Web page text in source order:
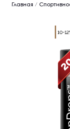
Главная /